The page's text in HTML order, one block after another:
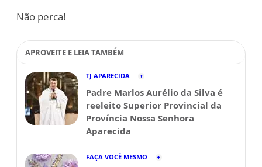
Não perca!
APROVEITE E LEIA TAMBÉM
TJ APARECIDA
Padre Marlos Aurélio da Silva é
reeleito Superior Provincial da
Província Nossa Senhora
Aparecida
FAÇA VOCÊ MESMO